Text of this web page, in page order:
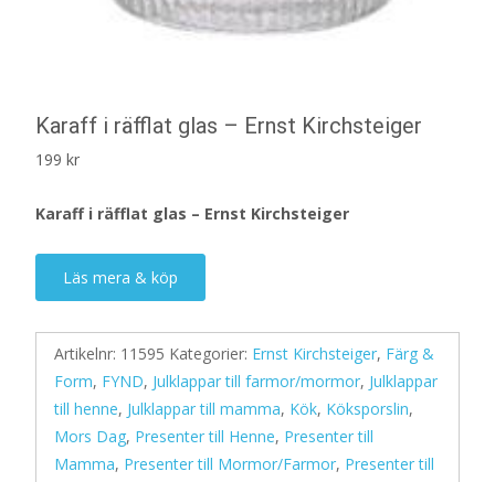
Karaff i räfflat glas – Ernst Kirchsteiger
199 kr
Karaff i räfflat glas – Ernst Kirchsteiger
Läs mera & köp
Artikelnr: 11595 Kategorier: Ernst Kirchsteiger, Färg &
Form, FYND, Julklappar till farmor/mormor, Julklappar
till henne, Julklappar till mamma, Kök, Köksporslin,
Mors Dag, Presenter till Henne, Presenter till
Mamma, Presenter till Mormor/Farmor, Presenter till